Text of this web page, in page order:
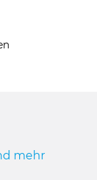
mehr